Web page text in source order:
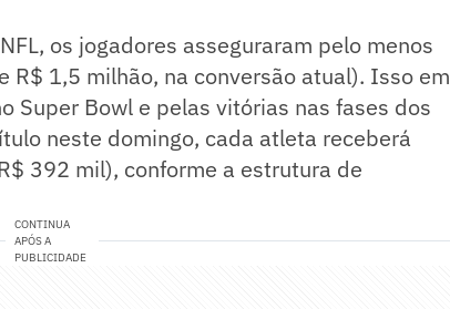
os jogadores asseguraram pelo menos
R$ 1,5 milhão, na conversão atual). Isso em
Super Bowl e pelas vitórias nas fases dos
neste domingo, cada atleta receberá
392 mil), conforme a estrutura de
CONTINUA
APÓS A
PUBLICIDADE